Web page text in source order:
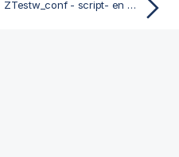
ZTestw_conf - script- en grafiekfunctie